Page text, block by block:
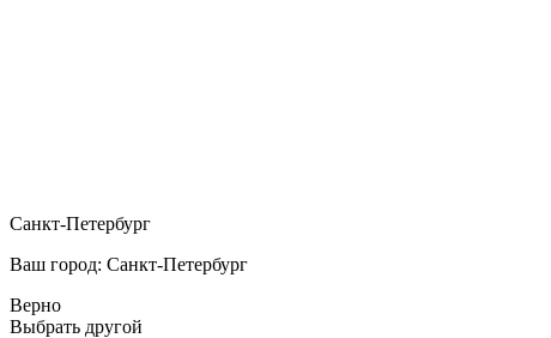
Санкт-Петербург
Ваш город: Санкт-Петербург
Верно
Выбрать другой